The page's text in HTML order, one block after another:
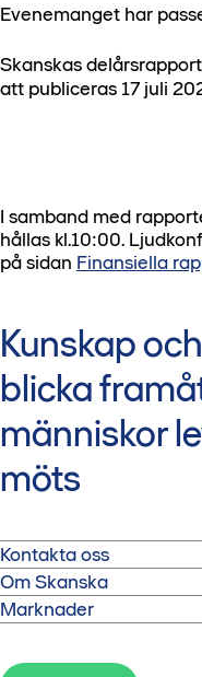
Evenemanget har
Skanskas
att publiceras 17 juli
I samband med
hållas kl.10:00.
på sidan Finansiella
Kunskap
blicka
människor
möts
Kontakta oss
Skanska AB
Warfvinges väg 25
Tel: +46 10 448 00 00
Om Skanska
Skanska är ett av
hemmamarknader i
Marknader
lokala experter.